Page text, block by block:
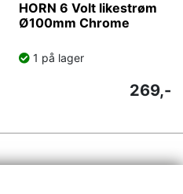
HORN 6 Volt likestrøm
Ø100mm Chrome
1 på lager
269,-